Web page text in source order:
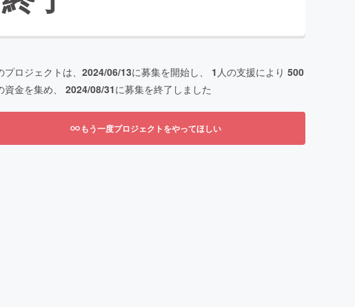
プロジェクトは、 2024/06/13に募集を開始し、 1 人の支援により 500
資金を集め、 2024/08/31に募集を終了しました
もう一度プロジェクトをやってほしい